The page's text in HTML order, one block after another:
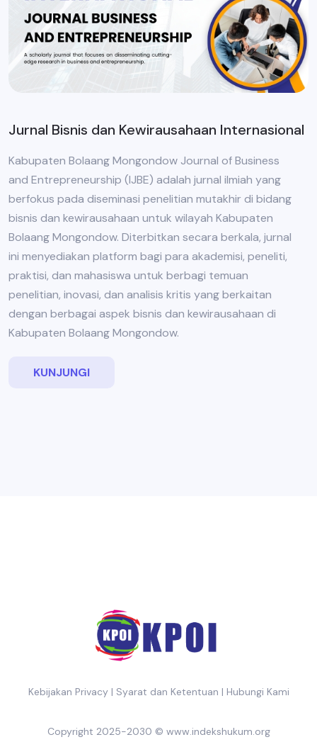
Jurnal Bisnis dan Kewirausahaan Internasional
Kabupaten Bolaang Mongondow Journal of Business
and Entrepreneurship (IJBE) adalah jurnal ilmiah yang
berfokus pada diseminasi penelitian mutakhir di bidang
bisnis dan kewirausahaan untuk wilayah Kabupaten
Bolaang Mongondow. Diterbitkan secara berkala, jurnal
ini menyediakan platform bagi para akademisi, peneliti,
praktisi, dan mahasiswa untuk berbagi temuan
penelitian, inovasi, dan analisis kritis yang berkaitan
dengan berbagai aspek bisnis dan kewirausahaan di
Kabupaten Bolaang Mongondow.
KUNJUNGI
Kebijakan Privacy| Syarat dan Ketentuan | Hubungi Kami
Copyright 2025-2030 © www.indekshukum.org